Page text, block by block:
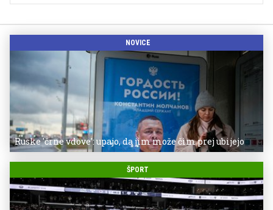
NOVICE
Ruske 'črne vdove': upajo, da jim može čim prej ubijejo
ŠPORT